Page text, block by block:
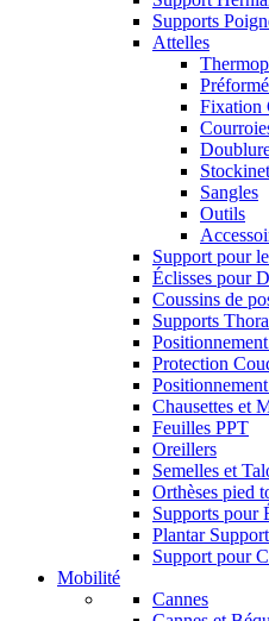
Supports
Attelles
Fixation
Sangles
Outils
Support pour
Éclisses pour
Coussins de
Supports
Protection
Chausettes et
Feuilles PPT
Oreillers
Semelles et
Orthèses pied
Supports pour
Plantar
Support pour
Mobilité
Cannes